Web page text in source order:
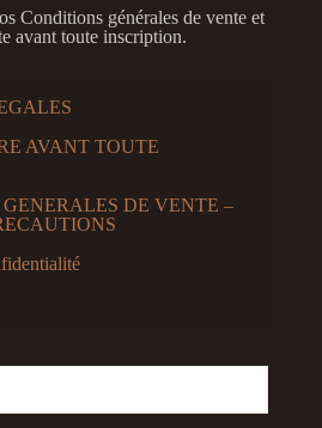
Conditions générales de vente et
avant toute inscription.
AVANT TOUTE
DE VENTE –